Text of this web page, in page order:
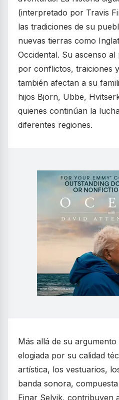
(interpretado por Travis
las tradiciones de su
nuevas tierras como
Occidental. Su ascenso
por conflictos, traiciones
también afectan a su
hijos Bjorn, Ubbe,
quienes continúan la
diferentes regiones.
Más allá de su
elogiada por su calidad
artística, los vestuarios,
banda sonora,
Einar Selvik, contribuyen